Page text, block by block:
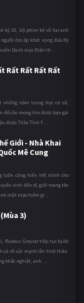
kỷ 20, bộ phim kể về hai anh
ôm ấp khát vọng đưa Kỷ
Danh mục Điện th ...
Rất Rất Rất Rất
năm trung học cơ sở,
để cầu mong tìm được bạn gái
được Thần Tình Y ...
Giới - Nhà Khai
Mê Cung
luôn cống hiến hết mình cho
sinh đến dị giới mang tên
một mạo hiểm gi ...
3)
Rudeus Greyrat tiếp tục bước
về sức mạnh lẫn tinh thần.
khắc nghiệt, anh ...